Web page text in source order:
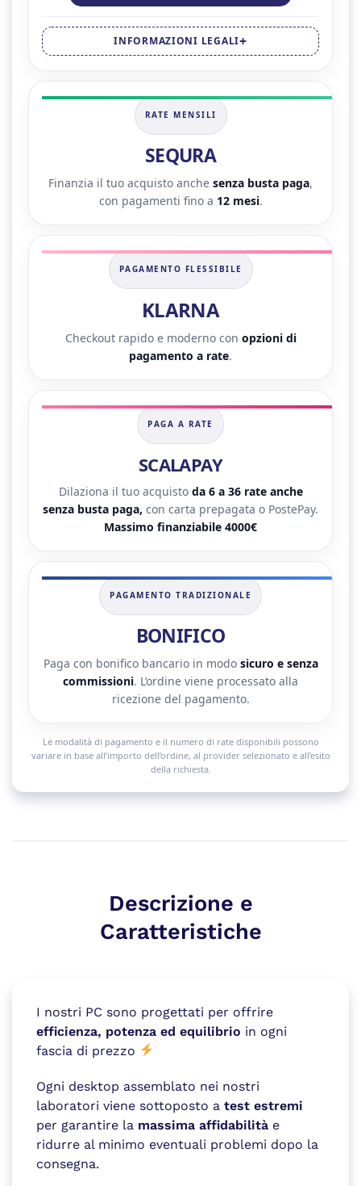
INFORMAZIONI LEGALI
RATE MENSILI
SEQURA
Finanzia il tuo acquisto anche senza busta paga,
con pagamenti fino a 12 mesi.
PAGAMENTO FLESSIBILE
KLARNA
Checkout rapido e moderno con opzioni di
pagamento a rate.
PAGA A RATE
SCALAPAY
Dilaziona il tuo acquisto da 6 a 36 rate anche
senza busta paga, con carta prepagata o PostePay.
Massimo finanziabile 4000€
PAGAMENTO TRADIZIONALE
BONIFICO
Paga con bonifico bancario in modo sicuro e senza
commissioni. L’ordine viene processato alla
ricezione del pagamento.
Le modalità di pagamento e il numero di rate disponibili possono
variare in base all’importo dell’ordine, al provider selezionato e all’esito
della richiesta.
Descrizione e
Caratteristiche
I nostri PC sono progettati per offrire
efficienza, potenza ed equilibrio in ogni
fascia di prezzo
Ogni desktop assemblato nei nostri
laboratori viene sottoposto a test estremi
per garantire la massima affidabilità e
ridurre al minimo eventuali problemi dopo la
consegna.